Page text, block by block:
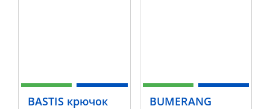
BASTIS крючок
BUMERANG